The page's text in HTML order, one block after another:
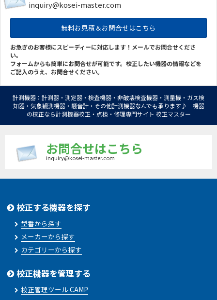
inquiry@kosei-master.com
無料お見積＆お問合せはこちら
お急ぎのお客様にスピーディーに対応します！メールでお問合せくださ
い。
フォームからも簡単にお問合せが可能です。校正したい機器の情報などを
ご記入のうえ、お問合せください。
計測機器：計測器・測定器・検査機器・非破壊検査機器・測量機・ガス検
知器・気象観測機器・騒音計・その他計測機器なんでも承ります♪ 機器
の校正なら計測機器校正・点検・修理専門サイト 校正マスター
お問合せはこちら
inquiry@kosei-master.com
校正する機器を探す
型番から探す
メーカーから探す
カテゴリーから探す
校正機器を管理する
校正管理ツール CAMP